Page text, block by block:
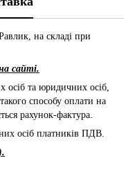
на складі при
сайті.
осіб та юридичних осіб,
способу оплати на
рахунок-фактура.
осіб платників ПДВ.